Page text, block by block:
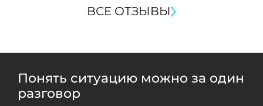
ВСЕ ОТЗЫВЫ
Понять ситуацию можно за один
разговор